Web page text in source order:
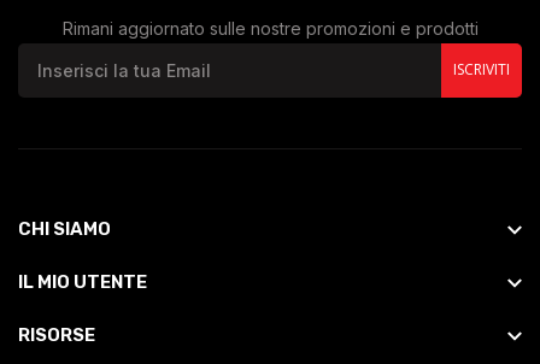
Rimani aggiornato sulle nostre promozioni e prodotti
ISCRIVITI
CHI SIAMO
IL MIO UTENTE
RISORSE